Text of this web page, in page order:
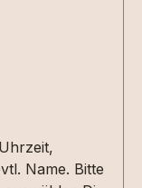
Name. Bitte